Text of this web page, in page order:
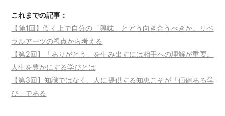
これまでの記事：
【第1回】働く上で自分の「興味」とどう向き合うべきか。リベ
ラルアーツの視点から考える
【第2回】「ありがとう」を生み出すには相手への理解が重要。
人生を豊かにする学びとは
【第3回】知識ではなく、人に提供する知恵こそが「価値ある学
び」である